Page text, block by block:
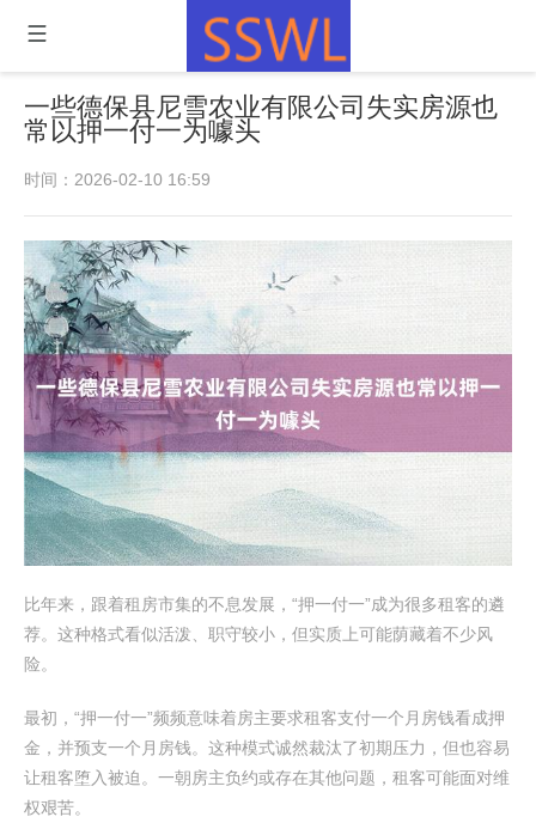
一些德保县尼雪农业有限公司失实房源也
常以押一付一为噱头
时间：2026-02-10 16:59
比年来，跟着租房市集的不息发展，“押一付一”成为很多租客的遴
荐。这种格式看似活泼、职守较小，但实质上可能荫藏着不少风
险。
最初，“押一付一”频频意味着房主要求租客支付一个月房钱看成押
金，并预支一个月房钱。这种模式诚然裁汰了初期压力，但也容易
让租客堕入被迫。一朝房主负约或存在其他问题，租客可能面对维
权艰苦。